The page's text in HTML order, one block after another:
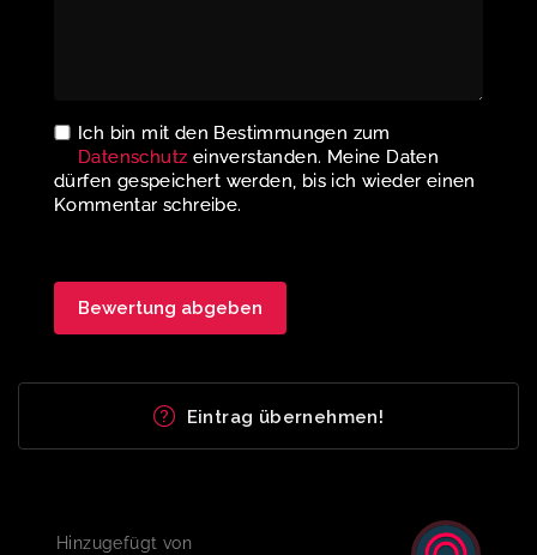
Ich bin mit den Bestimmungen zum
Datenschutz einverstanden. Meine Daten
dürfen gespeichert werden, bis ich wieder einen
Kommentar schreibe.
Eintrag übernehmen!
Hinzugefügt von